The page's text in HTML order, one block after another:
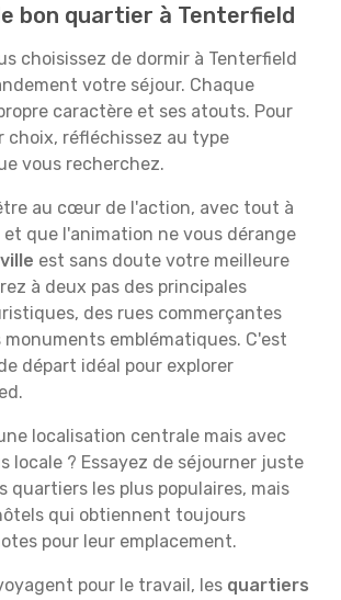
bon quartier à Tenterfield
choisissez de dormir à Tenterfield
votre séjour. Chaque
caractère et ses atouts. Pour
choix, réfléchissez au type
vous recherchez.
au cœur de l'action, avec tout à
et que l'animation ne vous dérange
est sans doute votre meilleure
à deux pas des principales
des rues commerçantes
monuments emblématiques. C'est
départ idéal pour explorer
localisation centrale mais avec
locale ? Essayez de séjourner juste
quartiers les plus populaires, mais
qui obtiennent toujours
pour leur emplacement.
pour le travail, les quartiers